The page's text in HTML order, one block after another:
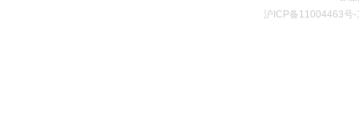
沪ICP备11004463号-